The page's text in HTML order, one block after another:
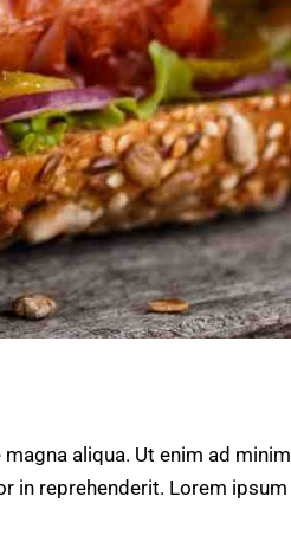
aliqua. Ut enim ad minim
in reprehenderit. Lorem ipsum